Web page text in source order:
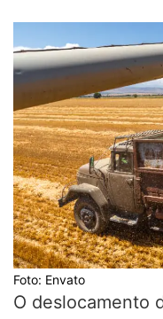
Foto: Envato
O deslocamento